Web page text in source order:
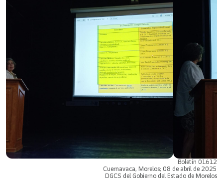
Boletín 01612
Cuernavaca, Morelos; 08 de abril de 2025
DGCS del Gobierno del Estado de Morelos